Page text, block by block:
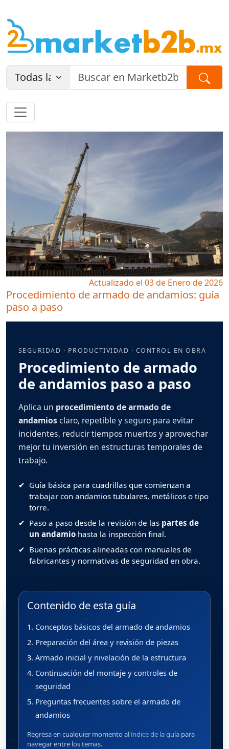
Actualizado el 03 de Enero de 2026
Procedimiento de armado de andamios: guía
paso a paso
SEGURIDAD · PRODUCTIVIDAD · CONTROL EN OBRA
Procedimiento de armado
de andamios paso a paso
Aplica un procedimiento de armado de
andamiosclaro, repetible y seguro para evitar
incidentes, reducir tiempos muertos y aprovechar
mejor tu inversión en estructuras temporales de
trabajo.
✔ Guía básica para cuadrillas que comienzan a
trabajar con andamios tubulares, metálicos o tipo
torre.
✔ Paso a paso desde la revisión de las partes de
un andamio hasta la inspección final.
✔ Buenas prácticas alineadas con manuales de
fabricantes y normativas de seguridad en obra.
Contenido de esta guía
Conceptos básicos del armado de andamios
Preparación del área y revisión de piezas
Armado inicial y nivelación de la estructura
Continuación del montaje y controles de
seguridad
Preguntas frecuentes sobre el armado de
andamios
Regresa en cualquier momento al índice de la guía para
navegar entre los temas.